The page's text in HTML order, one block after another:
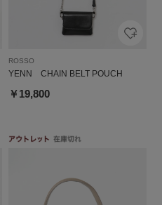
ROSSO
YENN CHAIN BELT POUCH
￥19,800